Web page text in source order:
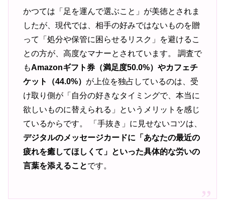
かつては「足を運んで選ぶこと」が美徳とされま
したが、現代では、相手の好みではないものを贈
って「処分や保管に困らせるリスク」を避けるこ
との方が、高度なマナーとされています。 調査で
もAmazonギフト券（満足度50.0%）やカフェチ
ケット（44.0%） が上位を独占しているのは、受
け取り側が「自分の好きなタイミングで、本当に
欲しいものに替えられる」というメリットを感じ
ているからです。 「手抜き」に見せないコツは、
デジタルのメッセージカードに「あなたの最近の
疲れを癒してほしくて」といった具体的な労いの
言葉を添えることです。